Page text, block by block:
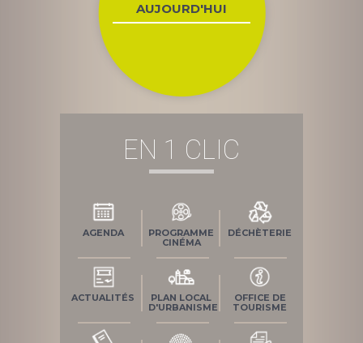
AUJOURD'HUI
EN 1 CLIC
AGENDA
PROGRAMME
CINÉMA
DÉCHÈTERIE
ACTUALITÉS
PLAN LOCAL
D'URBANISME
OFFICE DE
TOURISME